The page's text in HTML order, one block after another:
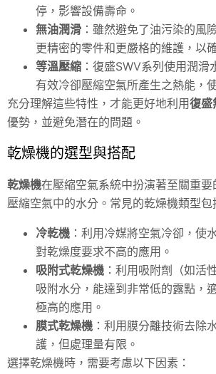
停，影響設備壽命。
無油潤滑 ：雖然避免了油污染的風
更精密的零件和更嚴格的維護，以
等溫壓縮 ：復盛SWV系列使用潤
有效冷卻壓縮空氣所產生之熱能，
充分理解這些特性，才能更好地利用復盛
優勢，並避免潛在的問題。
乾燥機的選型與搭配
乾燥機在壓縮空氣系統中扮演著至關重
壓縮空氣中的水分。常見的乾燥機類型包
冷乾機 ：利用冷媒將空氣冷卻，使
對乾燥度要求不高的應用。
吸附式乾燥機 ：利用吸附劑（如活
吸附水分，能達到非常低的露點，
極高的應用。
膜式乾燥機 ：利用膜分離技術去除
護，但處理量有限。
選擇乾燥機時，需要考慮以下因素：